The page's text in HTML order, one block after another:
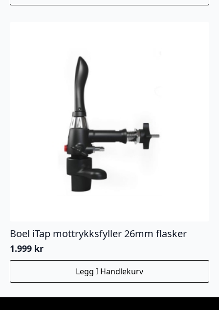
Boel iTap mottrykksfyller 26mm flasker
1.999 kr
Legg I Handlekurv